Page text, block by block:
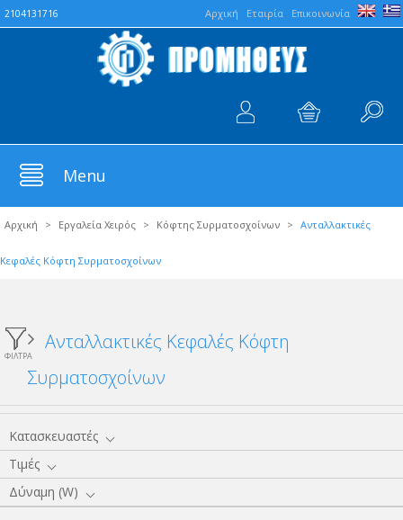
Aρχική Εταιρία Επικοινωνία
2104131716
Menu
Αρχική > Εργαλεία Χειρός > Κόφτης Συρματοσχοίνων > Aνταλλακτικές
Κεφαλές Κόφτη Συρματοσχοίνων
ΦΙΛΤΡΑ
Aνταλλακτικές Κεφαλές Κόφτη
Συρματοσχοίνων
Κατασκευαστές
Τιμές
Δύναμη (W)